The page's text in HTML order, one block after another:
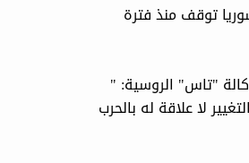
توقف منذ فترة
"تاس" الروسية: "
لا علاقة له بالحرب